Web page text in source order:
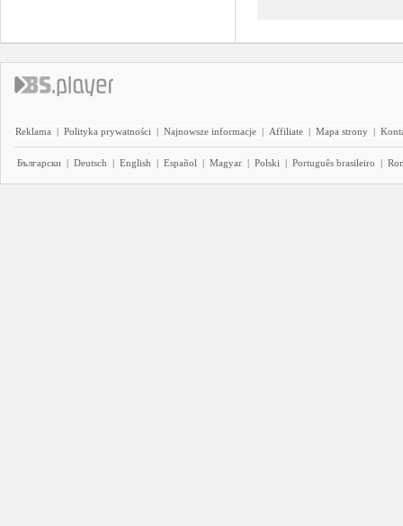
Reklama | Polityka prywatności | Najnowsze informacje | Affiliate | Mapa strony |
Български | Deutsch | English | Español | Magyar | Polski | Português brasileiro |